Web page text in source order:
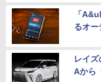
「
るオー
レイ
Aから